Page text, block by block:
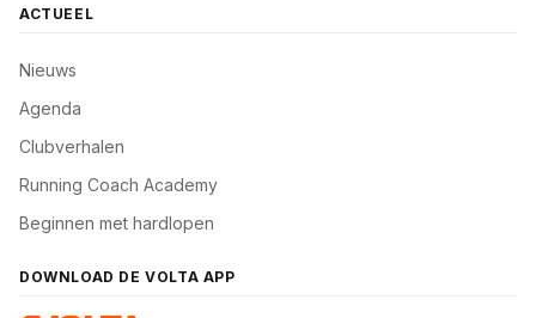
ACTUEEL
Nieuws
Agenda
Clubverhalen
Running Coach Academy
Beginnen met hardlopen
DOWNLOAD DE VOLTA APP